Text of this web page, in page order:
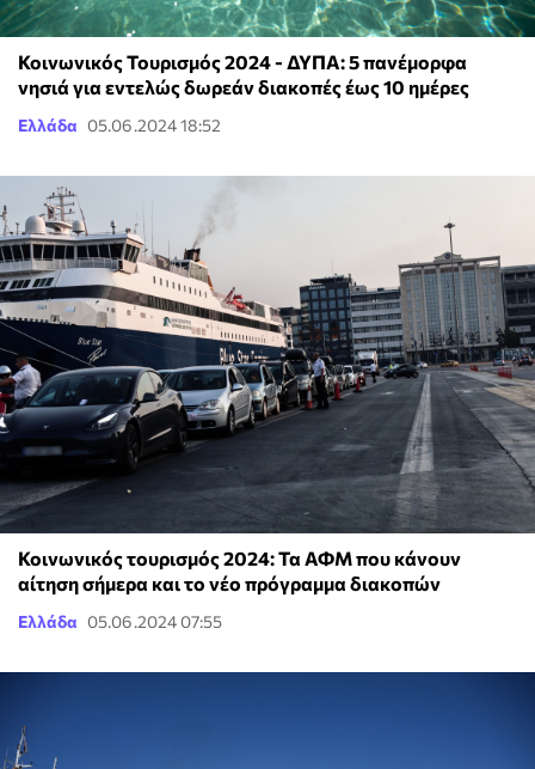
Κοινωνικός Τουρισμός 2024 - ΔΥΠΑ: 5 πανέμορφα
νησιά για εντελώς δωρεάν διακοπές έως 10 ημέρες
Ελλάδα 05.06.2024 18:52
Κοινωνικός τουρισμός 2024: Τα ΑΦΜ που κάνουν
αίτηση σήμερα και το νέο πρόγραμμα διακοπών
Ελλάδα 05.06.2024 07:55